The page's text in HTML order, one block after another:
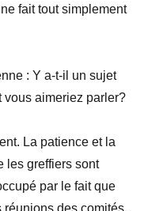
fait tout simplement
: Y a-t-il un sujet
vous aimeriez parler?
La patience et la
les greffiers sont
par le fait que
des comités,